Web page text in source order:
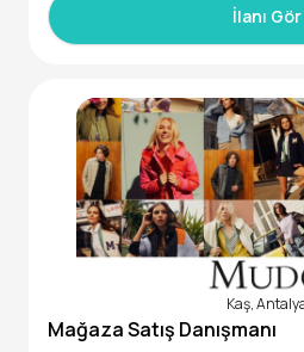
Türkiye çapında 300'e yakın
Ş.’nin ANTALYA/KAŞ'da bulunan
SGK+ TİP + KASAP ERZAK YARDIMI
ORTASI sistemi mevcuttur. Ayrıca
L'lik FLO hediye çeki verilmektedir.
İlanı Gör
Kaş,
Mağaza Satış Danışmanı